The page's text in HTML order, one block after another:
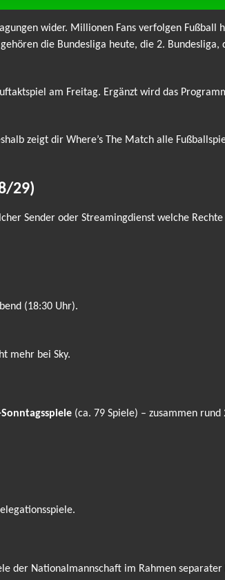
wider. Millionen Fans verfolgen Fußball
die Bundesliga heute, die 2. Bundesliga,
am Freitag. Ergänzt wird das
zeigt dir Where’s The Match alle
29)
Sender oder Streamingdienst welche
(18:30 Uhr).
mehr bei Sky.
(ca. 79 Spiele) – zusammen rund
der Nationalmannschaft im Rahmen separater